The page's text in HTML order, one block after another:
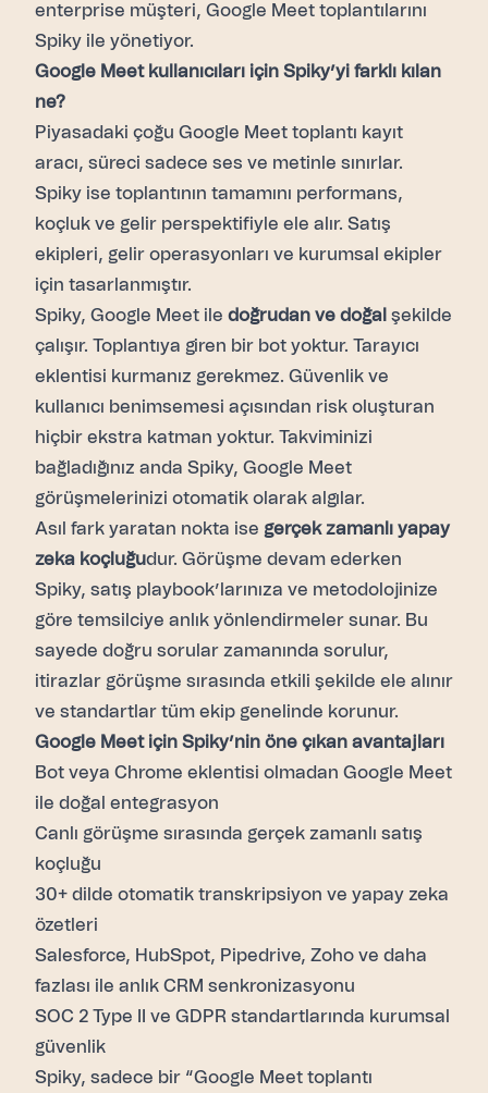
enterprise müşteri, Google Meet toplantılarını
Spiky ile yönetiyor.
Google Meet kullanıcıları için Spiky’yi farklı kılan
ne?
Piyasadaki çoğu Google Meet toplantı kayıt
aracı, süreci sadece ses ve metinle sınırlar.
Spiky ise toplantının tamamını performans,
koçluk ve gelir perspektifiyle ele alır. Satış
ekipleri, gelir operasyonları ve kurumsal ekipler
için tasarlanmıştır.
Spiky, Google Meet ile doğrudan ve doğal şekilde
çalışır. Toplantıya giren bir bot yoktur. Tarayıcı
eklentisi kurmanız gerekmez. Güvenlik ve
kullanıcı benimsemesi açısından risk oluşturan
hiçbir ekstra katman yoktur. Takviminizi
bağladığınız anda Spiky, Google Meet
görüşmelerinizi otomatik olarak algılar.
Asıl fark yaratan nokta ise gerçek zamanlı yapay
zeka koçluğudur. Görüşme devam ederken
Spiky, satış playbook’larınıza ve metodolojinize
göre temsilciye anlık yönlendirmeler sunar. Bu
sayede doğru sorular zamanında sorulur,
itirazlar görüşme sırasında etkili şekilde ele alınır
ve standartlar tüm ekip genelinde korunur.
Google Meet için Spiky’nin öne çıkan avantajları
Bot veya Chrome eklentisi olmadan Google Meet
ile doğal entegrasyon
Canlı görüşme sırasında gerçek zamanlı satış
koçluğu
30+ dilde otomatik transkripsiyon ve yapay zeka
özetleri
Salesforce, HubSpot, Pipedrive, Zoho ve daha
fazlası ile anlık CRM senkronizasyonu
SOC 2 Type II ve GDPR standartlarında kurumsal
güvenlik
Spiky, sadece bir “Google Meet toplantı